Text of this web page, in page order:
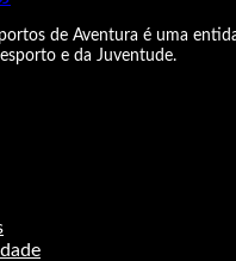
de Aventura é uma
e da Juventude.